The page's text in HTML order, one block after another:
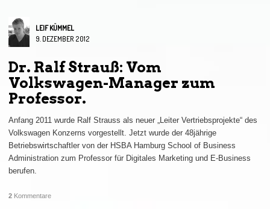
LEIF KÜMMEL
9. DEZEMBER 2012
Dr. Ralf Strauß: Vom
Volkswagen-Manager zum
Professor.
Anfang 2011 wurde Ralf Strauss als neuer „Leiter Vertriebsprojekte“ des
Volkswagen Konzerns vorgestellt. Jetzt wurde der 48jährige
Betriebswirtschaftler von der HSBA Hamburg School of Business
Administration zum Professor für Digitales Marketing und E-Business
berufen.
2 Kommentare